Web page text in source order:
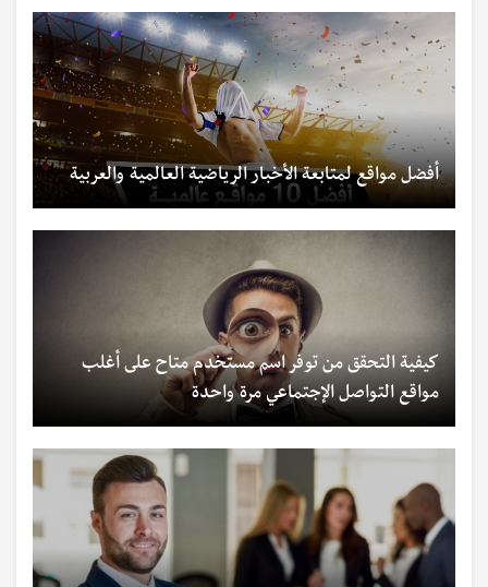
أفضل مواقع لمتابعة الأخبار الرياضية العالمية والعربية
كيفية التحقق من توفر اسم مستخدم متاح على أغلب
مواقع التواصل الإجتماعي مرة واحدة